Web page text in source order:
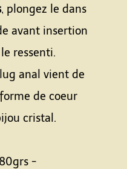
, plongez le dans
avant insertion
ressenti.
anal vient de
de coeur
cristal.
-